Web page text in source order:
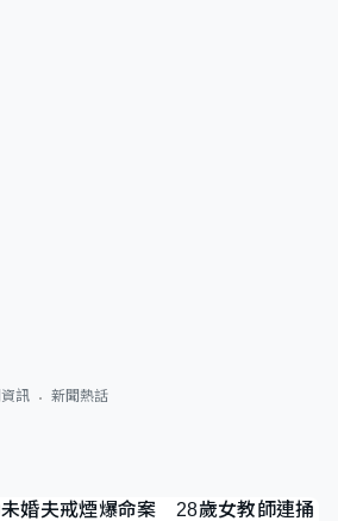
訊 新聞熱話
婚夫戒煙爆命案 28歲女教師連捅